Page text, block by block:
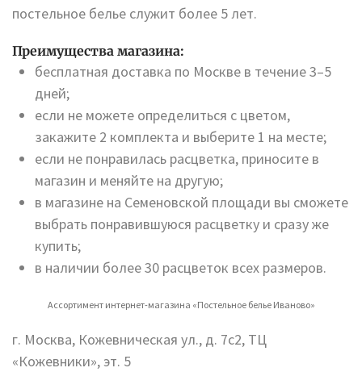
постельное белье служит более 5 лет.
Преимущества магазина:
бесплатная доставка по Москве в течение 3–5
дней;
если не можете определиться с цветом,
закажите 2 комплекта и выберите 1 на месте;
если не понравилась расцветка, приносите в
магазин и меняйте на другую;
в магазине на Семеновской площади вы сможете
выбрать понравившуюся расцветку и сразу же
купить;
в наличии более 30 расцветок всех размеров.
Ассортимент интернет-магазина «Постельное белье Иваново»
г. Москва, Кожевническая ул., д. 7с2, ТЦ
«Кожевники», эт. 5